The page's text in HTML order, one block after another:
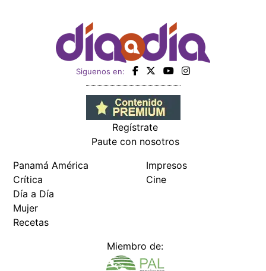
Siguenos en:
Regístrate
Paute con nosotros
Panamá América
Crítica
Día a Día
Mujer
Recetas
Impresos
Cine
Miembro de: